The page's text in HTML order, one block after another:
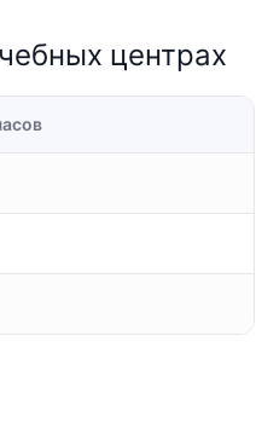
центрах